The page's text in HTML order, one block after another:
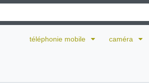
téléphonie mobile caméra